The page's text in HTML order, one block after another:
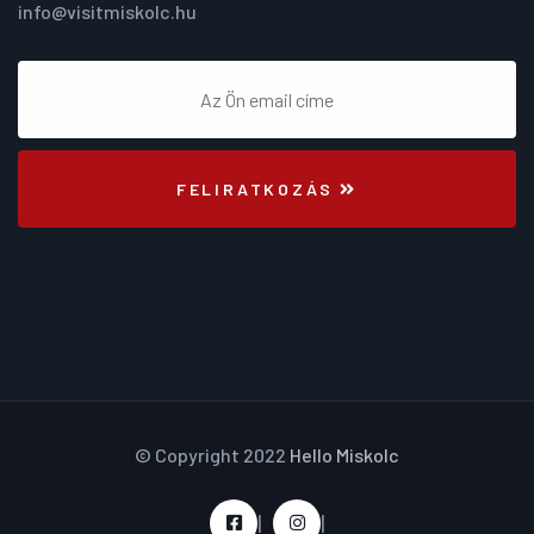
info@visitmiskolc.hu
FELIRATKOZÁS
© Copyright 2022 Hello Miskolc
| |